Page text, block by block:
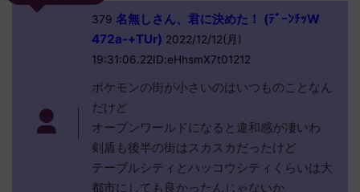
379 名無しさん、君に決めた！ (ﾃﾞｰﾝﾁｯW
472a-+TUr) 2022/12/12(月)
19:31:06.22ID:eHhsmX7t01212
ポケモンの街が小さいのはいつものことなん
だけど
オープンワールドになると違和感が凄いわ
剣盾も後半の街はスカスカだったけど
テーブルシティとハッコウシティくらいは大
都市にしても良かったんじゃないか